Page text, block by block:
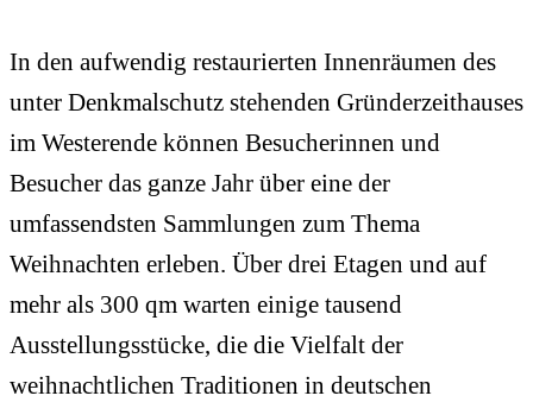
In den aufwendig restaurierten Innenräumen des
unter Denkmalschutz stehenden Gründerzeithauses
im Westerende können Besucherinnen und
Besucher das ganze Jahr über eine der
umfassendsten Sammlungen zum Thema
Weihnachten erleben. Über drei Etagen und auf
mehr als 300 qm warten einige tausend
Ausstellungsstücke, die die Vielfalt der
weihnachtlichen Traditionen in deutschen